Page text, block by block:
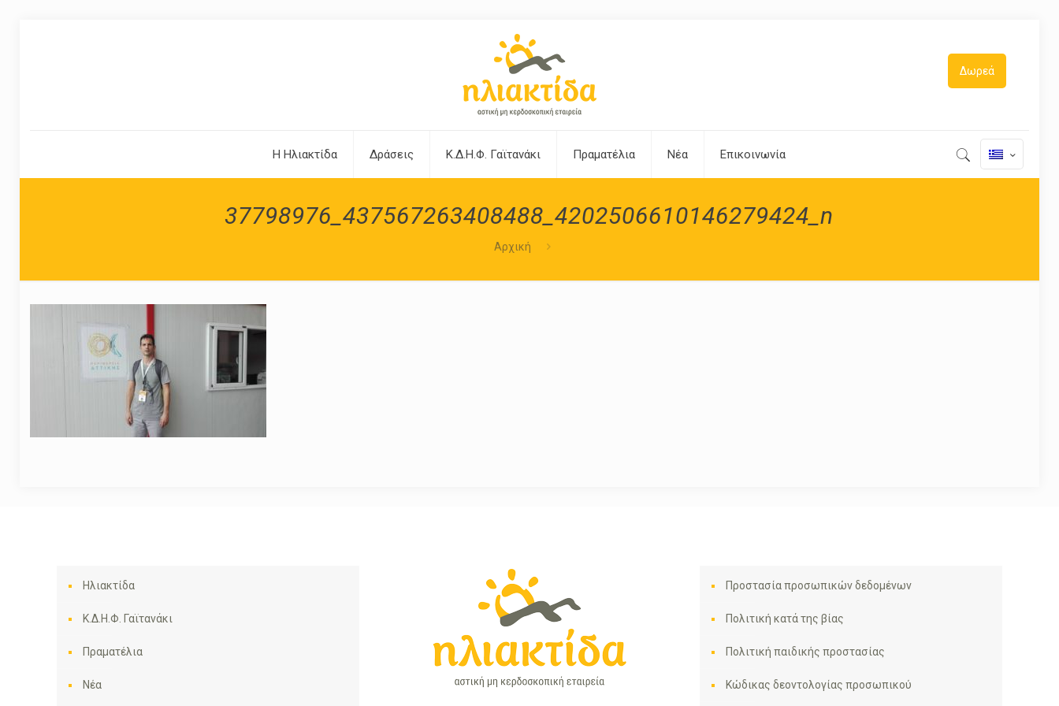
Η Ηλιακτίδα Δράσεις Κ.Δ.Η.Φ. Γαϊτανάκι Πραματέλια Νέα Επικοινωνία
Δωρεά
37798976_437567263408488_4202506610146279424_n
Αρχική
Ηλιακτίδα
Κ.Δ.Η.Φ. Γαϊτανάκι
Πραματέλια
Νέα
Προστασία προσωπικών δεδομένων
Πολιτική κατά της βίας
Πολιτική παιδικής προστασίας
Κώδικας δεοντολογίας προσωπικού